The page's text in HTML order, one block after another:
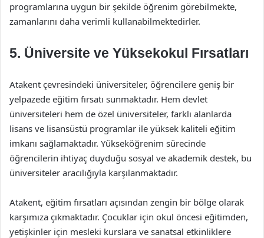
programlarına uygun bir şekilde öğrenim görebilmekte,
zamanlarını daha verimli kullanabilmektedirler.
5. Üniversite ve Yüksekokul Fırsatları
Atakent çevresindeki üniversiteler, öğrencilere geniş bir
yelpazede eğitim fırsatı sunmaktadır. Hem devlet
üniversiteleri hem de özel üniversiteler, farklı alanlarda
lisans ve lisansüstü programlar ile yüksek kaliteli eğitim
imkanı sağlamaktadır. Yükseköğrenim sürecinde
öğrencilerin ihtiyaç duyduğu sosyal ve akademik destek, bu
üniversiteler aracılığıyla karşılanmaktadır.
Atakent, eğitim fırsatları açısından zengin bir bölge olarak
karşımıza çıkmaktadır. Çocuklar için okul öncesi eğitimden,
yetişkinler için mesleki kurslara ve sanatsal etkinliklere